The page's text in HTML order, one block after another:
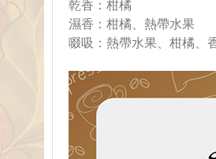
乾香：柑橘
濕香：柑橘、熱帶水果
啜吸：熱帶水果、柑橘、